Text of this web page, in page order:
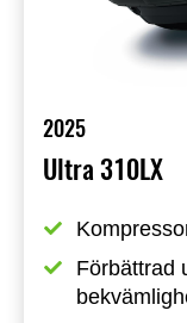
2025
Ultra 310LX
Förbättrad